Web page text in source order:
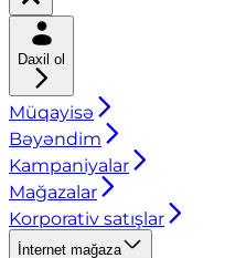
Daxil ol
Müqayisə
Bəyəndim
Kampaniyalar
Mağazalar
Korporativ satışlar
İnternet mağaza